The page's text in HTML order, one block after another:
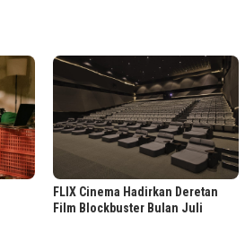
FLIX Cinema Hadirkan Deretan
Film Blockbuster Bulan Juli